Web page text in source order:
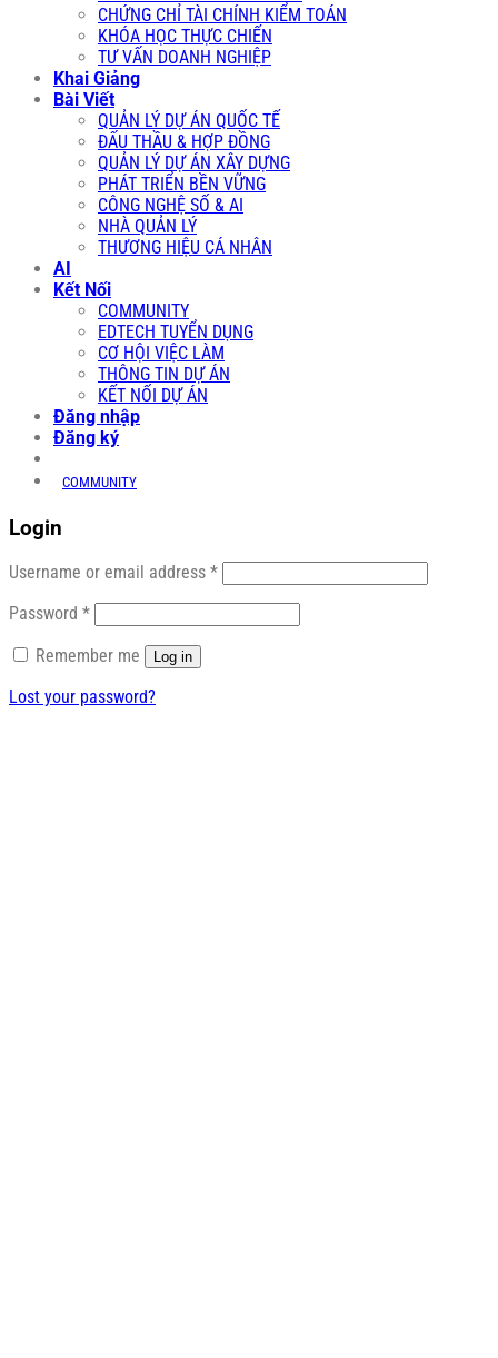
CHỨNG CHỈ TÀI CHÍNH KIỂM TOÁN
KHÓA HỌC THỰC CHIẾN
TƯ VẤN DOANH NGHIỆP
Khai Giảng
Bài Viết
QUẢN LÝ DỰ ÁN QUỐC TẾ
ĐẤU THẦU & HỢP ĐỒNG
QUẢN LÝ DỰ ÁN XÂY DỰNG
PHÁT TRIỂN BỀN VỮNG
CÔNG NGHỆ SỐ & AI
NHÀ QUẢN LÝ
THƯƠNG HIỆU CÁ NHÂN
AI
Kết Nối
COMMUNITY
EDTECH TUYỂN DỤNG
CƠ HỘI VIỆC LÀM
THÔNG TIN DỰ ÁN
KẾT NỐI DỰ ÁN
Đăng nhập
Đăng ký
COMMUNITY
Login
Username or email address *Required
Password *Required
Remember me Log in
Lost your password?